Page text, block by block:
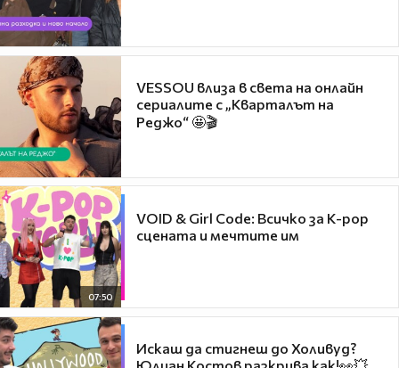
VESSOU влиза в света на онлайн
сериалите с „Кварталът на
Реджо“ 🤩🎬
07:50
VOID & Girl Code: Всичко за K-pop
сцената и мечтите им
Искаш да стигнеш до Холивуд?